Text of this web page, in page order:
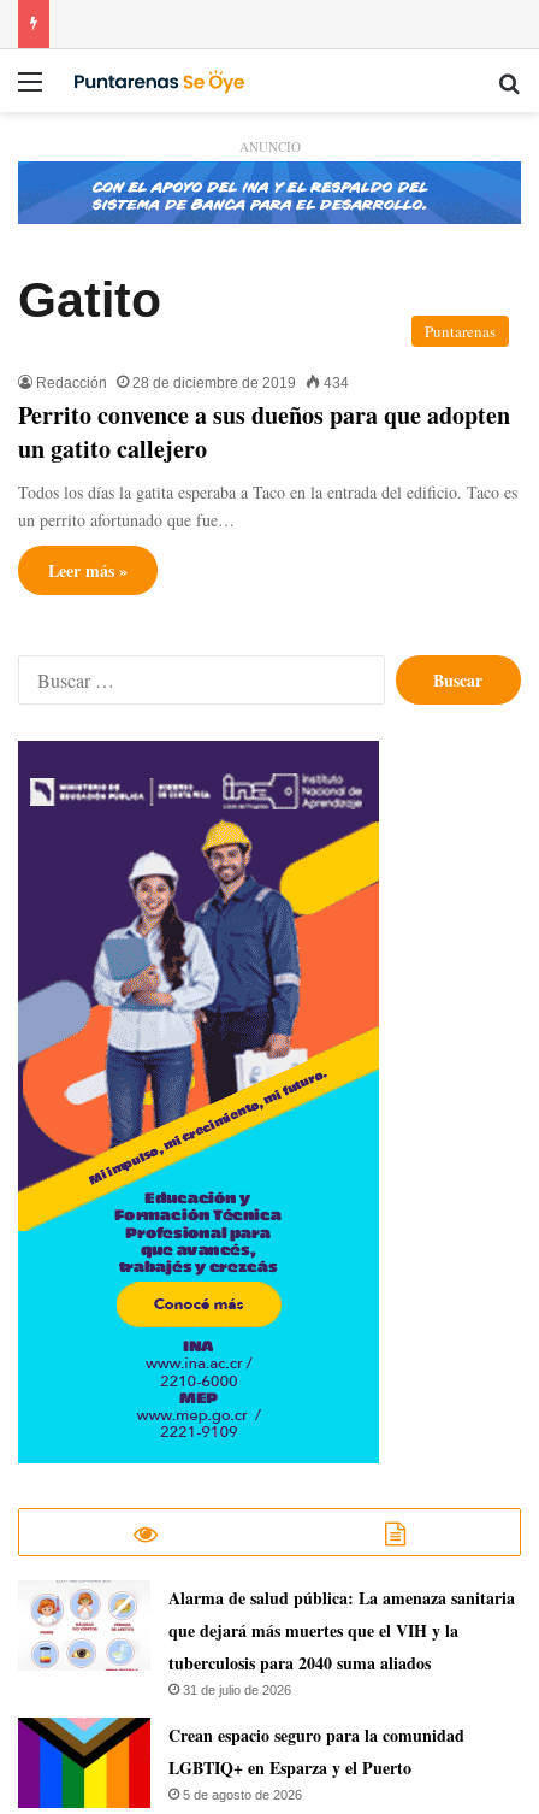
Menú
ANUNCIO
Gatito
Puntarenas
Redacción 28 de diciembre de 2019 434
Perrito convence a sus dueños para que adopten
un gatito callejero
Todos los días la gatita esperaba a Taco en la entrada del edificio. Taco es
un perrito afortunado que fue…
Leer más »
Buscar:
​Alarma de salud pública: La amenaza sanitaria
que dejará más muertes que el VIH y la
tuberculosis para 2040 suma aliados
31 de julio de 2026
Crean espacio seguro para la comunidad
LGBTIQ+ en Esparza y el Puerto
5 de agosto de 2026